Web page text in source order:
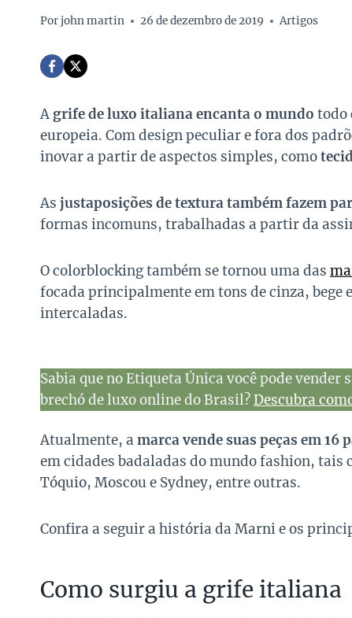
Porjohn martin 26 de dezembro de 2019 Artigos
A grife de luxo italiana encanta o mundo todo
europeia. Com design peculiar e fora dos
inovar a partir de aspectos simples, como
As justaposições de textura também fazem
formas incomuns, trabalhadas a partir da
O colorblocking também se tornou uma das
focada principalmente em tons de cinza, bege
intercaladas.
Sabia que no Etiqueta Única você pode
brechó de luxo online do Brasil?Descubra
Atualmente, a marca vende suas peças em 16
em cidades badaladas do mundo fashion, tais
Tóquio, Moscou e Sydney, entre outras.
Confira a seguir a história da Marni e os
Como surgiu a grife italiana